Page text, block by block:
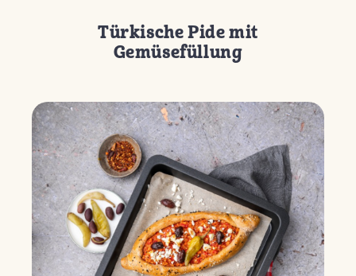
Türkische Pide mit
Gemüsefüllung